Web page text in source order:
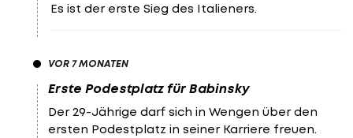
Es ist der erste Sieg des Italieners.
VOR 7 MONATEN
Erste Podestplatz für Babinsky
Der 29-Jährige darf sich in Wengen über den
ersten Podestplatz in seiner Karriere freuen.